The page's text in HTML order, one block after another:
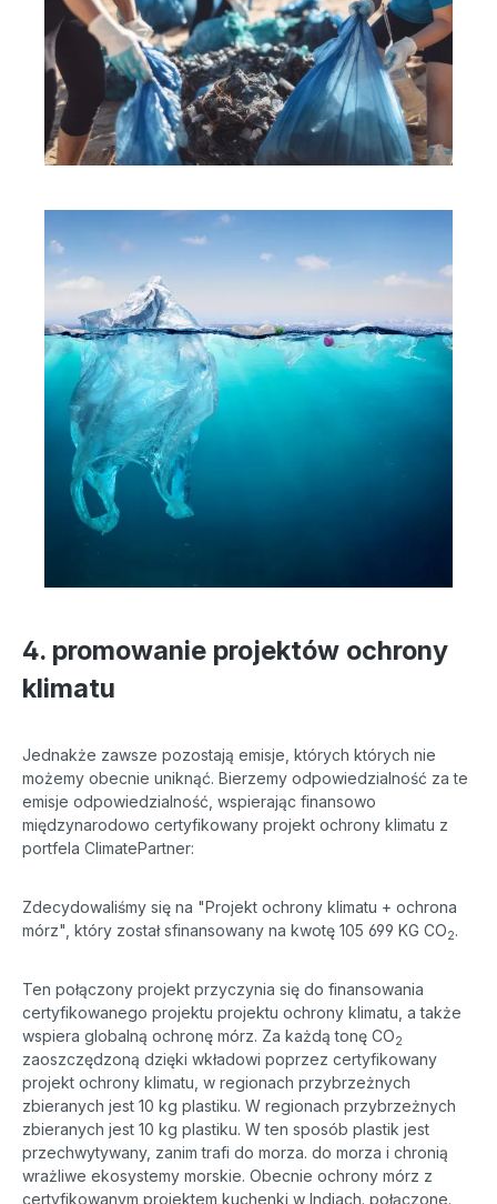
4. promowanie projektów ochrony
klimatu
Jednakże zawsze pozostają emisje, których których nie
możemy obecnie uniknąć. Bierzemy odpowiedzialność za te
emisje odpowiedzialność, wspierając finansowo
międzynarodowo certyfikowany projekt ochrony klimatu z
portfela ClimatePartner:
Zdecydowaliśmy się na "Projekt ochrony klimatu + ochrona
mórz", który został sfinansowany na kwotę 105 699 KG CO2.
Ten połączony projekt przyczynia się do finansowania
certyfikowanego projektu projektu ochrony klimatu, a także
wspiera globalną ochronę mórz. Za każdą tonę CO2
zaoszczędzoną dzięki wkładowi poprzez certyfikowany
projekt ochrony klimatu, w regionach przybrzeżnych
zbieranych jest 10 kg plastiku. W regionach przybrzeżnych
zbieranych jest 10 kg plastiku. W ten sposób plastik jest
przechwytywany, zanim trafi do morza. do morza i chronią
wrażliwe ekosystemy morskie. Obecnie ochrony mórz z
certyfikowanym projektem kuchenki w Indiach. połączone.